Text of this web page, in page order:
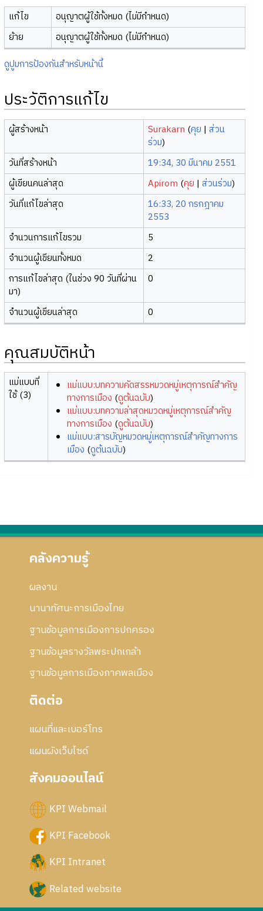
แก้ไข
อนุญาตผู้ใช้ทั้งหมด (ไม่มีกำหนด)
ย้าย
อนุญาตผู้ใช้ทั้งหมด (ไม่มีกำหนด)
ดูปูมการป้องกันสำหรับหน้านี้
ประวัติการแก้ไข
ผู้สร้างหน้า Surakarn (คุย |ส่วน
ร่วม)
วันที่สร้างหน้า
19:34, 30 มีนาคม 2551
ผู้เขียนคนล่าสุด
Apirom (คุย |ส่วนร่วม)
วันที่แก้ไขล่าสุด
16:33, 20 กรกฎาคม
2553
จำนวนการแก้ไขรวม
5
จำนวนผู้เขียนทั้งหมด
2
การแก้ไขล่าสุด (ในช่วง 90 วันที่ผ่าน
มา)
0
จำนวนผู้เขียนล่าสุด 0
คุณสมบัติหน้า
แม่แบบที่
ใช้ (3)
แม่แบบ:บทความคัดสรรหมวดหมู่เหตุการณ์สำคัญ
ทางการเมือง (ดูต้นฉบับ)
แม่แบบ:บทความล่าสุดหมวดหมู่เหตุการณ์สำคัญ
ทางการเมือง (ดูต้นฉบับ)
แม่แบบ:สารบัญหมวดหมู่เหตุการณ์สำคัญทางการ
เมือง (ดูต้นฉบับ)
คลังความรู้
ผลงาน
นานาทัศนะการเมืองไทย
ฐานข้อมูลการเมืองการปกครอง
ฐานข้อมูลรางวัลพระปกเกล้า
ฐานข้อมูลการเมืองภาคพลเมือง
ติดต่อ
แผนที่และเบอร์โทร
แผนผังเว็บไซด์
สังคมออนไลน์
KPI Webmail
KPI Facebook
KPI Intranet
Related website